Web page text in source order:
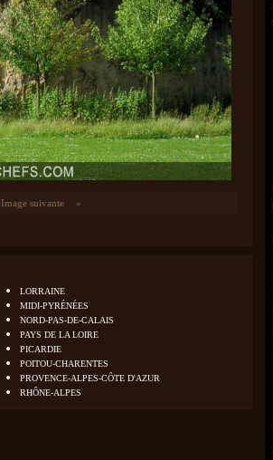
Image suivante »
LORRAINE
MIDI-PYRÉNÉES
NORD-PAS-DE-CALAIS
PAYS DE LA LOIRE
PICARDIE
POITOU-CHARENTES
PROVENCE-ALPES-CÔTE D'AZUR
RHÔNE-ALPES